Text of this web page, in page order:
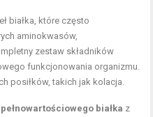
białka, które często
aminokwasów,
zestaw składników
funkcjonowania organizmu.
posiłków, takich jak kolacja.
pełnowartościowego białka z